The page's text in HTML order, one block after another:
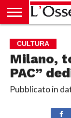
CULTURA
ECONOMIA
RUBRICHE
ARCHIVIO
PODCAST
ABBONAMENTO
CHI
SIAMO
ACCEDI
CULTURA
Milano,
PAC”
Pubblicato in